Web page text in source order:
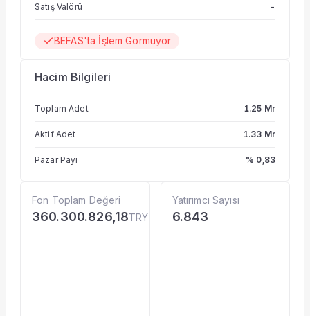
Satış Valörü -
BEFAS'ta İşlem Görmüyor
Hacim Bilgileri
Toplam Adet 1.25 Mr
Aktif Adet 1.33 Mr
Pazar Payı % 0,83
Fon Toplam Değeri
360.300.826,18TRY
Yatırımcı Sayısı
6.843